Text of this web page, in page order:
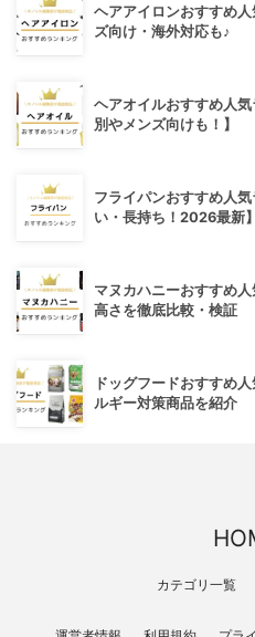
ヘアアイロンおすすめ
ズ向け・海外対応も♪
ヘアオイルおすすめ人
別やメンズ向けも！】
フライパンおすすめ人
い・長持ち！2026最新】
マヌカハニーおすすめ
高さを徹底比較・検証
ドッグフードおすすめ
ルギー対策商品を紹介
カテゴリ一覧